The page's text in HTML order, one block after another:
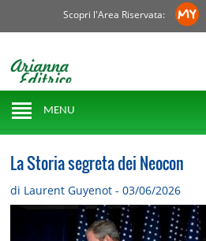
Scopri l'Area Riservata:
MENU
La Storia segreta dei Neocon
di Laurent Guyenot - 03/06/2026